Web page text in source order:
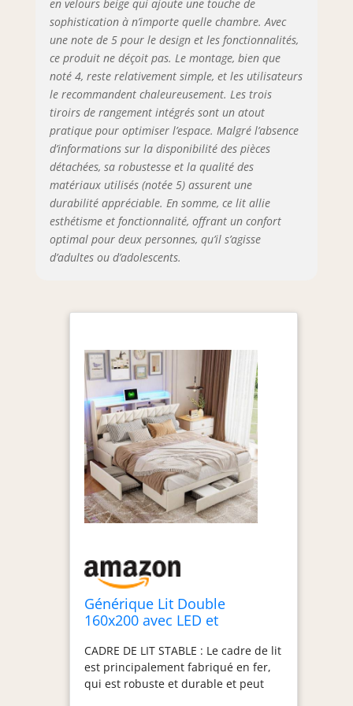
pièces sont facilement identifiables
pour vous aider à assembler
facilement et rapidement Détails du
forfait : Le lit est expédié en 2 colis et
peut ne pas arriver le même jour. Si
vous avez des questions, vous
pouvez contacter notre service client
à tout moment et nous vous
répondrons sous 24 heures
en velours beige qui ajoute une touche de
sophistication à n’importe quelle chambre. Avec
une note de 5 pour le design et les fonctionnalités,
ce produit ne déçoit pas. Le montage, bien que
noté 4, reste relativement simple, et les utilisateurs
le recommandent chaleureusement. Les trois
tiroirs de rangement intégrés sont un atout
pratique pour optimiser l’espace. Malgré l’absence
d’informations sur la disponibilité des pièces
détachées, sa robustesse et la qualité des
matériaux utilisés (notée 5) assurent une
durabilité appréciable. En somme, ce lit allie
esthétisme et fonctionnalité, offrant un confort
optimal pour deux personnes, qu’il s’agisse
d’adultes ou d’adolescents.
Générique Lit Double
160x200 avec LED et
avec Sommier et 3
Rangement Tiroirs, 2
Personnes pour Adultes,
CADRE DE LIT STABLE : Le cadre de lit
est principalement fabriqué en fer,
qui est robuste et durable et peut